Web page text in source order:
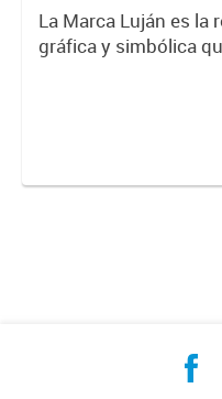
La Marca Luján es la
gráfica y simbólica